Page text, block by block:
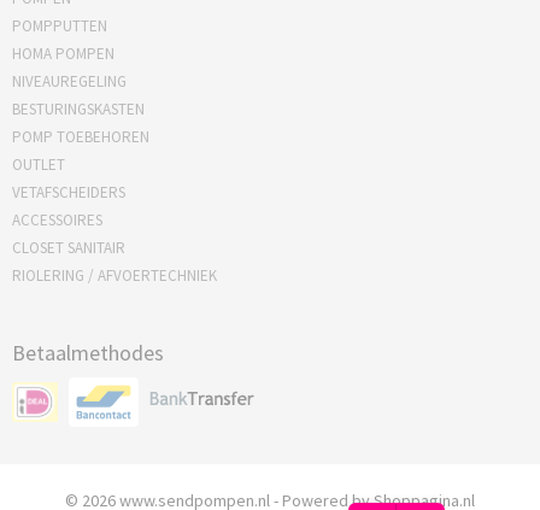
POMPPUTTEN
HOMA POMPEN
NIVEAUREGELING
BESTURINGSKASTEN
POMP TOEBEHOREN
OUTLET
VETAFSCHEIDERS
ACCESSOIRES
CLOSET SANITAIR
RIOLERING / AFVOERTECHNIEK
Betaalmethodes
© 2026 www.sendpompen.nl - Powered by Shoppagina.nl